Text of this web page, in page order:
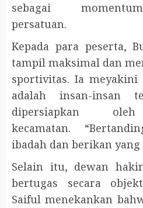
sebagai
persatuan.
Kepada para peserta,
tampil maksimal dan
sportivitas. Ia meyakini
adalah insan-insan
dipersiapkan oleh
kecamatan.
ibadah dan berikan yang
Selain itu, dewan
bertugas secara
Saiful menekankan